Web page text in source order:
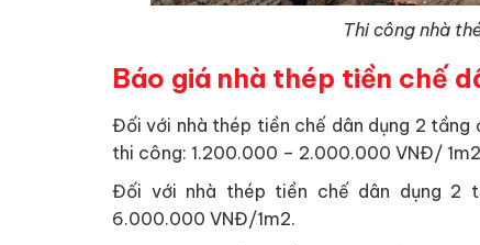
Thi công nhà
Báo giá nhà thép tiền chế
Đối với nhà thép tiền chế dân dụng 2 tầng
thi công: 1.200.000 – 2.000.000 VNĐ/
Đối với nhà thép tiền chế dân dụng 2
6.000.000 VNĐ/1m2.